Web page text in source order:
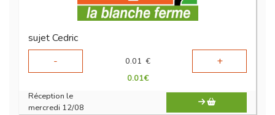
sujet Cedric
-
0.01 € +
0.01€
Réception le
mercredi 12/08